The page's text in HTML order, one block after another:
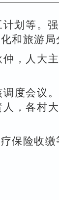
划等。
和旅游局
，人大
度会议。
，各村
保险收缴